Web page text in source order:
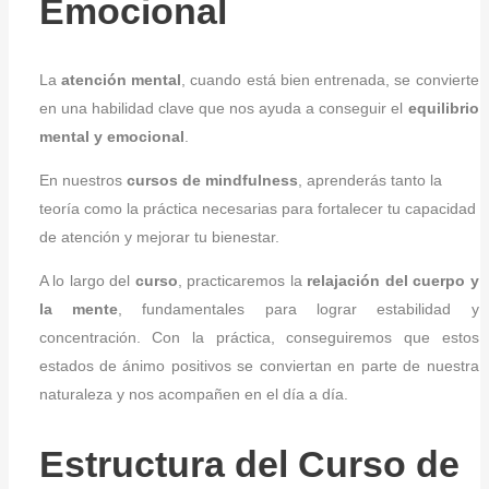
Emocional
La atención mental, cuando está bien entrenada, se convierte
en una habilidad clave que nos ayuda a conseguir el equilibrio
mental y emocional.
En nuestros cursos de mindfulness, aprenderás tanto la
teoría como la práctica necesarias para fortalecer tu capacidad
de atención y mejorar tu bienestar.
A lo largo del curso, practicaremos la relajación del cuerpo y
la mente, fundamentales para lograr estabilidad y
concentración. Con la práctica, conseguiremos que estos
estados de ánimo positivos se conviertan en parte de nuestra
naturaleza y nos acompañen en el día a día.
Estructura del Curso de